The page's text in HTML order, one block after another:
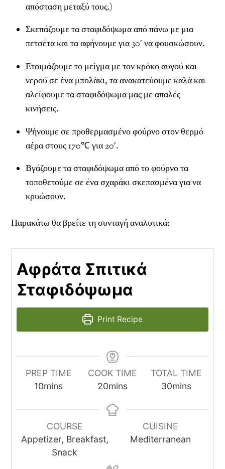
απόσταση μεταξύ τους.)
Σκεπάζουμε τα σταφιδόψωμα από πάνω με μια
πετσέτα και τα αφήνουμε για 30′ να φουσκώσουν.
Ετοιμάζουμε το μείγμα με τον κρόκο αυγού και
νερού σε ένα μπολάκι, τα ανακατεύουμε καλά και
αλείφουμε τα σταφιδόψωμα μας με απαλές
κινήσεις.
Ψήνουμε σε προθερμασμένο φούρνο στον θερμό
αέρα στους 170℃ για 20′.
Βγάζουμε τα σταφιδόψωμα από το φούρνο τα
τοποθετούμε σε ένα σχαράκι σκεπασμένα για να
κρυώσουν.
Παρακάτω θα βρείτε τη συνταγή αναλυτικά:
Αφράτα Σπιτικά
Σταφιδόψωμα
Print Recipe
PREP TIME
10minutes
mins
COOK TIME
20minutes
mins
TOTAL TIME
30minutes
mins
COURSE
Appetizer, Breakfast,
Snack
CUISINE
Mediterranean